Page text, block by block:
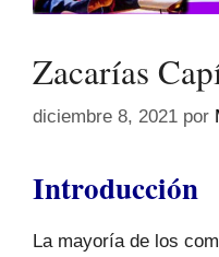
Zacarías
diciembre 8, 2021 por
Introducción
La mayoría de los